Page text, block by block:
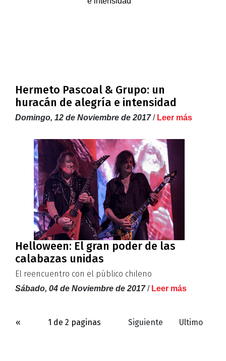
Hermeto Pascoal & Grupo: un
huracán de alegría e intensidad
Domingo, 12 de Noviembre de 2017/ Leer más
Helloween: El gran poder de las
calabazas unidas
El reencuentro con el público chileno
Sábado, 04 de Noviembre de 2017/ Leer más
« 1 de 2 paginas Siguiente Ultimo